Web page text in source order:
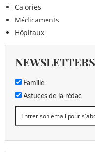
Calories
Médicaments
Hôpitaux
NEWSLETTERS
Famille
Astuces de la rédac